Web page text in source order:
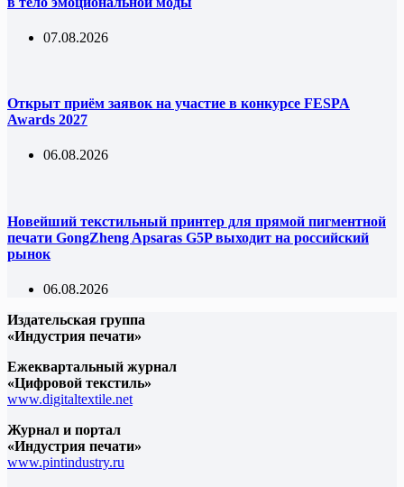
07.08.2026
Открыт приём заявок на участие в конкурсе FESPA
Awards 2027
06.08.2026
Новейший текстильный принтер для прямой пигментной
печати GongZheng Apsaras G5P выходит на российский
рынок
06.08.2026
Издательская группа
«Индустрия печати»
Ежеквартальный журнал
«Цифровой текстиль»
www.digitaltextile.net
Журнал и портал
«Индустрия печати»
www.pintindustry.ru